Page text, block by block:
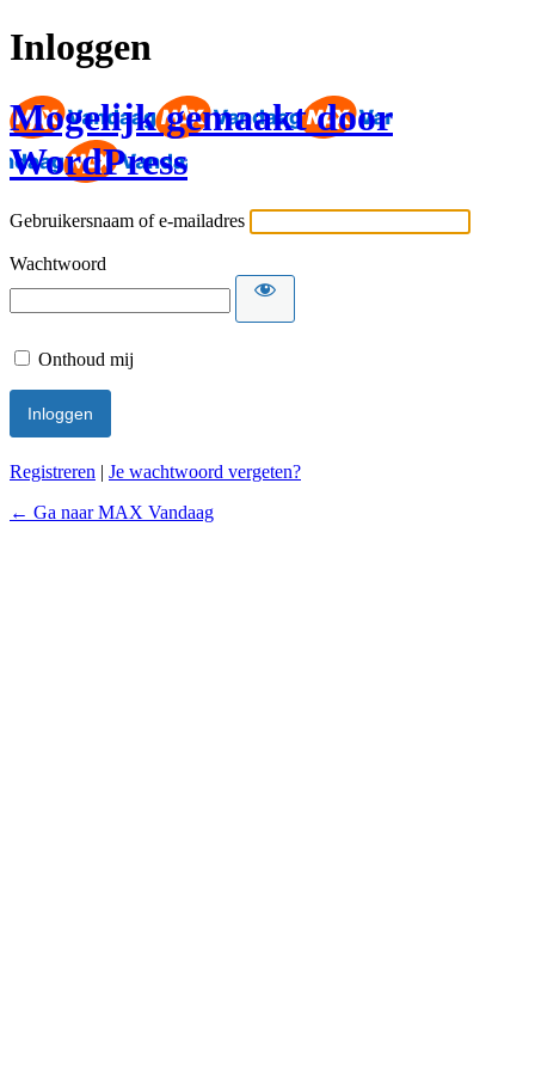
Inloggen
Mogelijk gemaakt door
WordPress
Gebruikersnaam of e-mailadres
Wachtwoord
Onthoud mij
Registreren | Je wachtwoord vergeten?
← Ga naar MAX Vandaag